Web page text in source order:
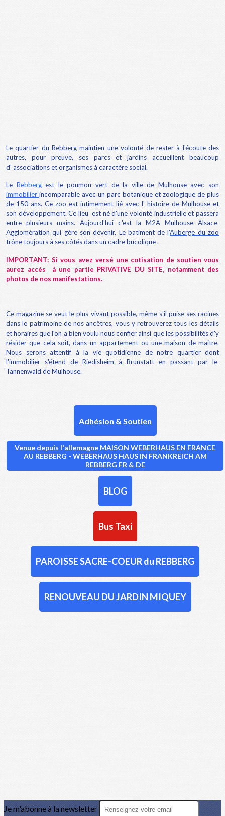
Le quartier du Rebberg maintien une volonté de rester à l'écoute des
autres, pour preuve, ses parcs et jardins accueillent beaucoup
d' associations et organismes à caractère social.
Le Rebbergest le poumon vert de la ville de Mulhouse avec son
immobilier incomparable avec un parc botanique et zoologique de plus
de 150 ans. Ce zoo est intimement lié avec l' histoire de Mulhouse et
son développement. Ce lieu est né d'une volonté industrielle et passera
entre plusieurs mains. Aujourd'hui c'est la M2A Mulhouse Alsace
Agglomération qui gère son devenir. Le batiment de l'Auberge du zoo
trône toujours à ses côtés dans un cadre bucolique .
IMPORTANT: Si vous avez versé une cotisation de soutien vous
aurez accès à une partie PRIVATIVE DU SITE, notamment des
photos de nos manifestations.
Ce magazine se veut le plus vivant possible, même s'il puise ses racines
dans le patrimoine de nos ancêtres, vous y retrouverez tous les détails
et horaires que l'on a bien voulu nous confier ainsi que les possibilités d'y
résider que cela soit, dans unappartement ou unemaison de maitre.
Nous serons attentif à la vie quotidienne de notre quartier dont
l'immobilier s'étend de Riedisheim à Brunstatt en passant par le
Tannenwald de Mulhouse.
Adhésion & Soutien
Venue depuis l'allemagne MAISON WEBERHAUS EN FRANCE
AU REBBERG - WEBERHAUS HAUS IN FRANKREICH AM
REBBERG FR & DE
BLOG
Bus Taxi
PAROISSE SACRE-COEUR du REBBERG
RENOUVEAU DU JARDIN MIQUEY
Je m'abonne à la newsletter